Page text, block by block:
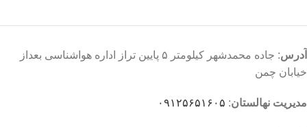
آدرس
: جاده محمدشهر کیلومتر ۵ پایین تراز اداره هواشناسی بعداز
خیابان چمن
مدیریت نهالستان: ۰۹۱۲۵۶۵۱۶۰۵